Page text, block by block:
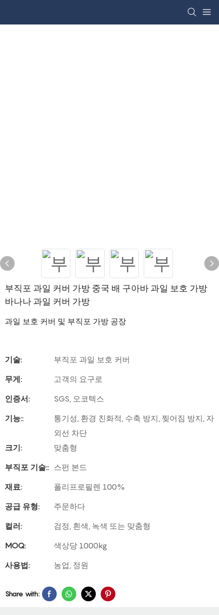
부직포 과일 커버 가방 중국 배 구아바 과일 보호 가방
바나나 과일 커버 가방
과일 보호 커버 및 부직포 가방 공장
기술:
부직포 과일 보호 커버
무게:
고객의 요구로
인증서:
SGS, 오코텍스
기능::
통기성, 환경 친화적, 수축 방지, 찢어짐 방지, 자
외선 차단
크기:
맞춤형
부직포 기술:: 스펀 본드
재료:
폴리프로필렌 100%
공급 유형:
주문하다
컬러:
검정, 흰색, 녹색 또는 맞춤형
MOQ:
색상당 1000kg
사용법:
농업, 정원
Share with: